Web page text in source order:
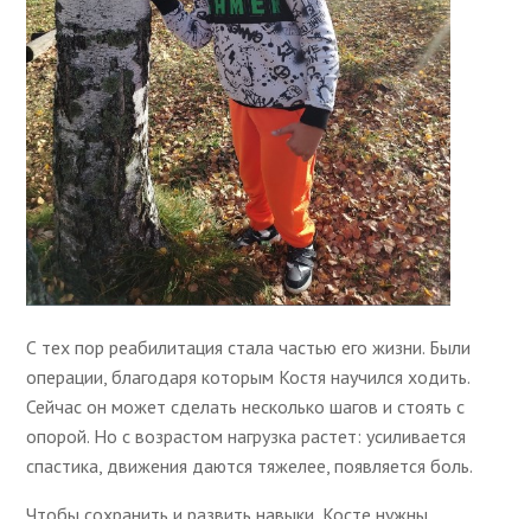
С тех пор реабилитация стала частью его жизни. Были
операции, благодаря которым Костя научился ходить.
Сейчас он может сделать несколько шагов и стоять с
опорой. Но с возрастом нагрузка растет: усиливается
спастика, движения даются тяжелее, появляется боль.
Чтобы сохранить и развить навыки, Косте нужны